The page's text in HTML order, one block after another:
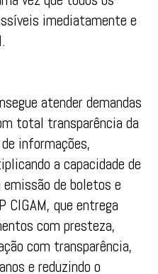
imediatamente e
atender demandas
total transparência da
informações,
a capacidade de
de boletos e
CIGAM, que entrega
com presteza,
com transparência,
e reduzindo o